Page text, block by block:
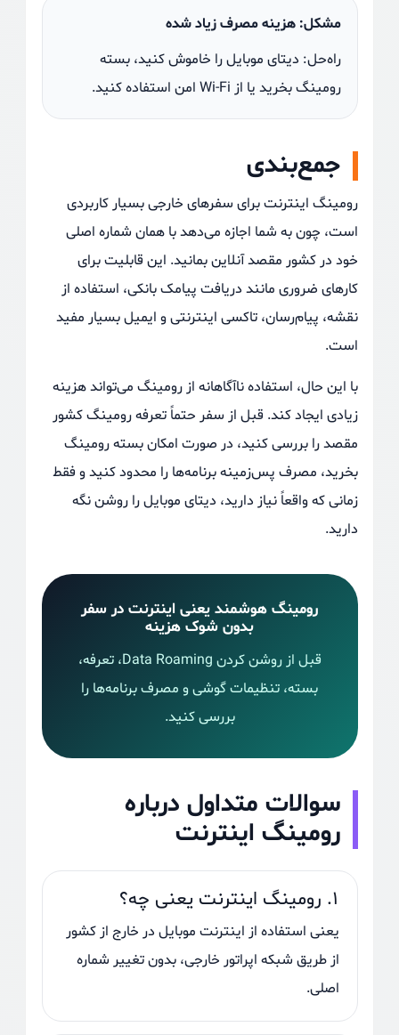
مشکل: هزینه مصرف زیاد شده
راه‌حل: دیتای موبایل را خاموش کنید، بسته
رومینگ بخرید یا از Wi-Fi امن استفاده کنید.
جمع‌بندی
رومینگ اینترنت برای سفرهای خارجی بسیار کاربردی
است، چون به شما اجازه می‌دهد با همان شماره اصلی
خود در کشور مقصد آنلاین بمانید. این قابلیت برای
کارهای ضروری مانند دریافت پیامک بانکی، استفاده از
نقشه، پیام‌رسان، تاکسی اینترنتی و ایمیل بسیار مفید
است.
با این حال، استفاده ناآگاهانه از رومینگ می‌تواند هزینه
زیادی ایجاد کند. قبل از سفر حتماً تعرفه رومینگ کشور
مقصد را بررسی کنید، در صورت امکان بسته رومینگ
بخرید، مصرف پس‌زمینه برنامه‌ها را محدود کنید و فقط
زمانی که واقعاً نیاز دارید، دیتای موبایل را روشن نگه
دارید.
رومینگ هوشمند یعنی اینترنت در سفر
بدون شوک هزینه
قبل از روشن کردن Data Roaming، تعرفه،
بسته، تنظیمات گوشی و مصرف برنامه‌ها را
بررسی کنید.
سوالات متداول درباره
رومینگ اینترنت
۱. رومینگ اینترنت یعنی چه؟
یعنی استفاده از اینترنت موبایل در خارج از کشور
از طریق شبکه اپراتور خارجی، بدون تغییر شماره
اصلی.